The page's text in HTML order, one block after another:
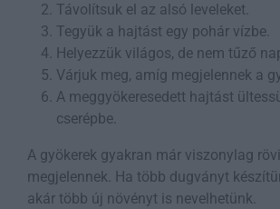
Távolítsuk el az alsó leveleket.
Tegyük a hajtást egy pohár vízbe.
Helyezzük világos, de nem tűző
Várjuk meg, amíg megjelennek a
A meggyökeresedett hajtást
cserépbe.
A gyökerek gyakran már viszonylag
megjelennek. Ha több dugványt
akár több új növényt is nevelhetünk.